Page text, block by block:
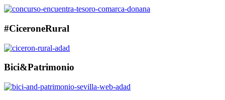
#CiceroneRural
Bici&Patrimonio